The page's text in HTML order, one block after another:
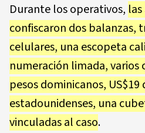
Durante los operativos,
confiscaron dos balanzas,
celulares, una escopeta
numeración limada, varios
pesos dominicanos, US$19
estadounidenses, una
vinculadas al caso.